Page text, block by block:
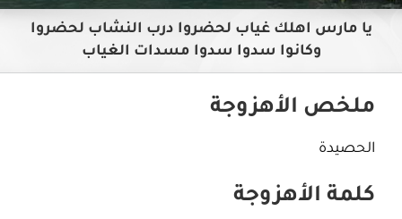
يا مارس اهلك غياب لحضروا درب النشاب لحضروا
وكانوا سدوا سدوا مسدات الغياب
ملخص الأهزوجة
الحصيدة
كلمة الأهزوجة